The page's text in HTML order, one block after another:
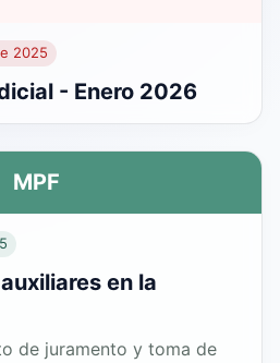
2025
- Enero 2026
MPF
en la
de juramento y toma de